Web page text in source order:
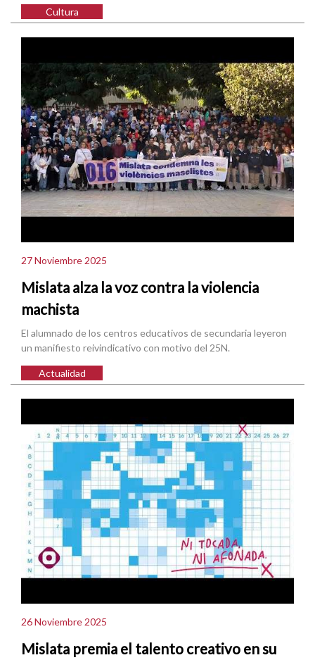
Cultura
27 Noviembre 2025
Mislata alza la voz contra la violencia
machista
El alumnado de los centros educativos de secundaria leyeron
un manifiesto reivindicativo con motivo del 25N.
Actualidad
26 Noviembre 2025
Mislata premia el talento creativo en su